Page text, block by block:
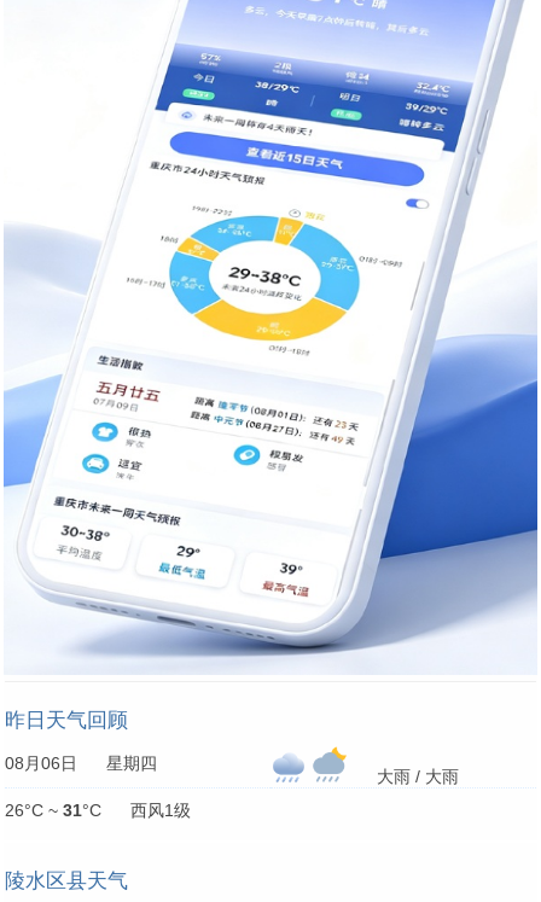
昨日天气回顾
08月06日 星期四
大雨 / 大雨
26°C ~ 31°C 西风1级
陵水区县天气